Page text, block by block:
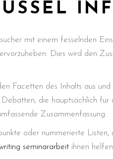
mit einem fesselnden
Dies wird den
Facetten des Inhalts aus
die hauptsächlich für
Zusammenfassung.
oder nummerierte
seminararbeit ihnen